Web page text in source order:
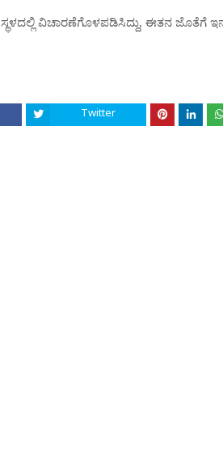
ವಿಚಾರಣೆಗೊಳಪಡಿಸಿದ್ದು, ಈತನ ಜೊತೆಗೆ
Twitter